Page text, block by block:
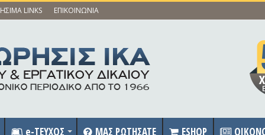
LINKS ΕΠΙΚΟΙΝΩΝΙΑ
e-ΤΕΥΧΟΣ ΜΑΣ ΡΩΤΗΣΑΤΕ ESHOP